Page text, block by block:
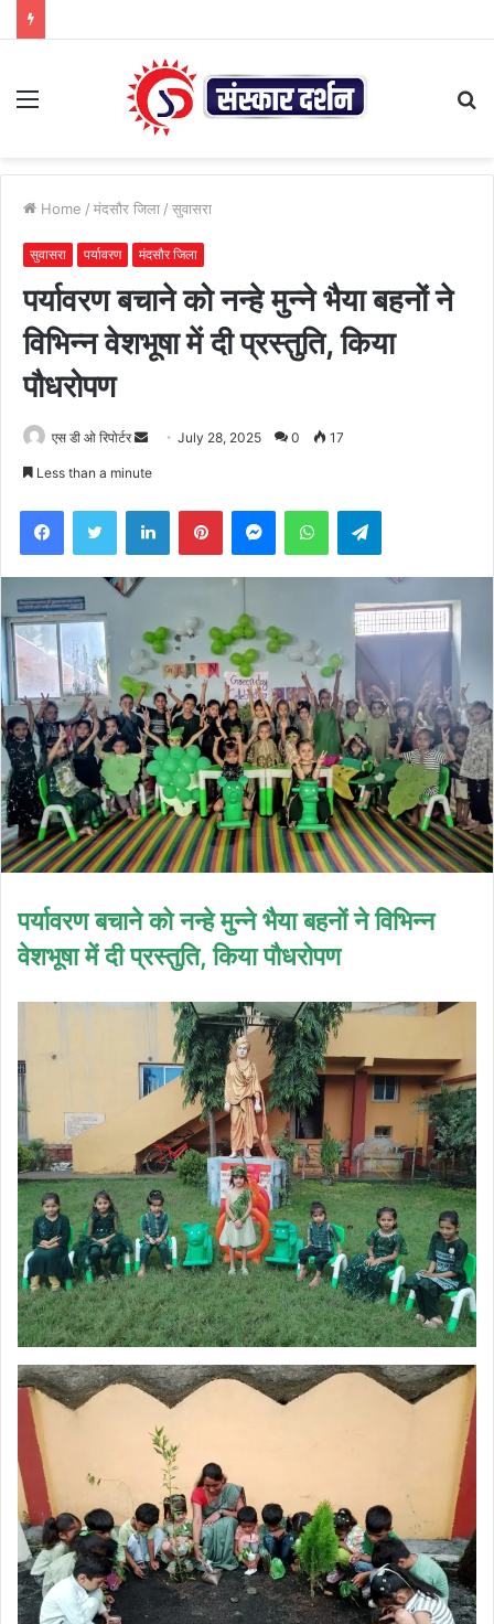
Menu
Home / मंदसौर जिला / सुवासरा
सुवासरा पर्यावरण मंदसौर जिला
पर्यावरण बचाने को नन्हे मुन्ने भैया बहनों ने
विभिन्न वेशभूषा में दी प्रस्तुति, किया
पौधरोपण
एस डी ओ रिपोर्टर
Send July 28, 2025 0 17
Less than a minute
FacebookTwitter LinkedInPinterestMessengerWhatsAppTelegram
पर्यावरण बचाने को नन्हे मुन्ने भैया बहनों ने विभिन्न
वेशभूषा में दी प्रस्तुति, किया पौधरोपण